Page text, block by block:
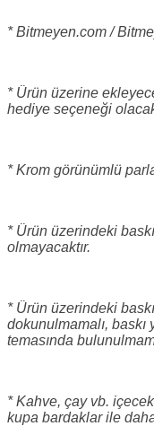
* Bitmeyen.com /
* Ürün üzerine
hediye seçeneği
* Krom görünümlü
* Ürün üzerindeki
olmayacaktır.
* Ürün üzerindeki
dokunulmamalı, baskı
temasında
* Kahve, çay vb.
kupa bardaklar ile